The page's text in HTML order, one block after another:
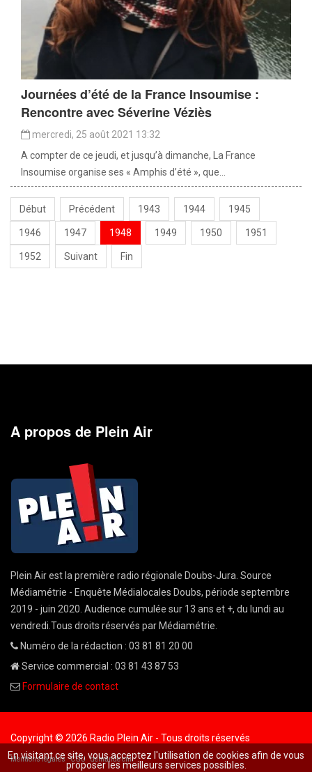
Journées d’été de la France Insoumise :
Rencontre avec Séverine Véziès
mercredi, 25 août 2021 13:32
A compter de ce jeudi, et jusqu’à dimanche, La France
Insoumise organise ses « Amphis d’été », que...
Début Précédent 1943 1944 1945
1946 1947 1948 1949 1950 1951
1952 Suivant Fin
A propos de Plein Air
Plein Air est la première radio régionale Doubs-Jura. Source
Médiamétrie - Enquête Médialocales Doubs, période septembre
2019 - juin 2020. Audience cumulée sur 13 ans et +, du lundi au
vendredi.Tous droits réservés par Médiamétrie.
Numéro de la rédaction : 03 81 81 20 00
Service commercial : 03 81 43 87 53
Formulaire de contact
Copyright © 2026 Radio Plein Air - Tous droits réservés
Mentions légales CGU demande cnil
En visitant ce site, vous acceptez l'utilisation de cookies afin de vous
proposer les meilleurs services possibles.